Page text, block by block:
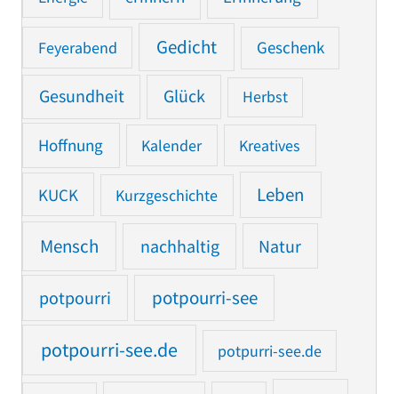
Feyerabend Gedicht Geschenk
Gesundheit Glück Herbst
Hoffnung Kalender Kreatives
KUCK Kurzgeschichte Leben
Mensch nachhaltig Natur
potpourri potpourri-see
potpourri-see.de potpurri-see.de